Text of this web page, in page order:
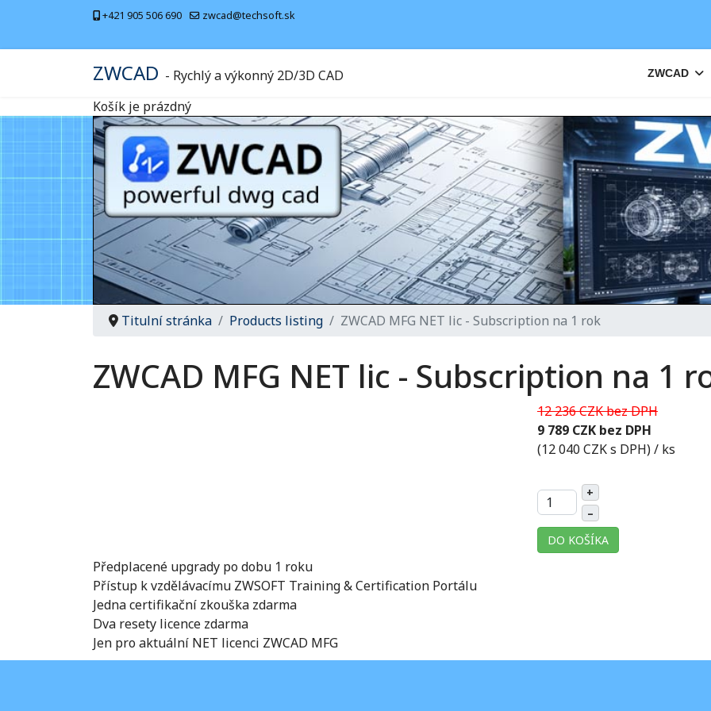
+421 905 506 690 zwcad@techsoft.sk
ZWCAD - Rychlý a výkonný 2D/3D CAD ZWCAD
Košík je prázdný
Titulní stránka Products listing ZWCAD MFG NET lic - Subscription na 1 rok
ZWCAD MFG NET lic - Subscription na 1
12 236 CZK bez DPH
9 789 CZK bez DPH
(12 040 CZK s DPH)/ ks
+
–
DO KOŠÍKA
Předplacené upgrady po dobu 1 roku
Přístup k vzdělávacímu ZWSOFT Training & Certification Portálu
Jedna certifikační zkouška zdarma
Dva resety licence zdarma
Jen pro aktuální NET licenci ZWCAD MFG